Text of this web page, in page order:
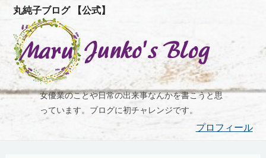
丸純子ブログ 【公式】
女優業のことや日常の出来事なんかを書こうと思
っています。ブログに初チャレンジです。
プロフィール